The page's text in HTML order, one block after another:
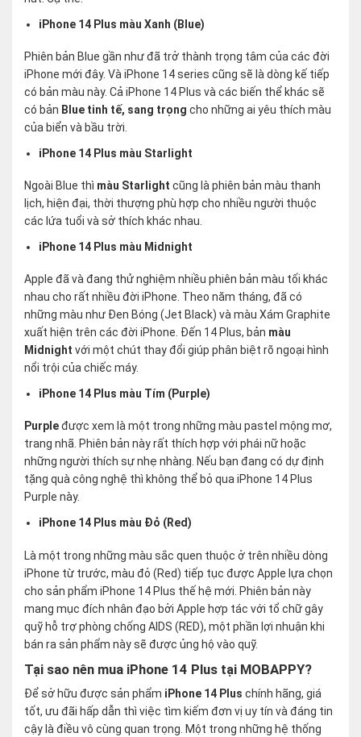
iPhone 14 Plus màu Xanh (Blue)
Phiên bản Blue gần như đã trở thành trọng tâm của các đời
iPhone mới đây. Và iPhone 14 series cũng sẽ là dòng kế tiếp
có bản màu này. Cả iPhone 14 Plus và các biến thể khác sẽ
có bản Blue tinh tế, sang trọng cho những ai yêu thích màu
của biển và bầu trời.
iPhone 14 Plus màu Starlight
Ngoài Blue thì màu Starlight cũng là phiên bản màu thanh
lịch, hiện đại, thời thượng phù hợp cho nhiều người thuộc
các lứa tuổi và sở thích khác nhau.
iPhone 14 Plus màu Midnight
Apple đã và đang thử nghiệm nhiều phiên bản màu tối khác
nhau cho rất nhiều đời iPhone. Theo năm tháng, đã có
những màu như Đen Bóng (Jet Black) và màu Xám Graphite
xuất hiện trên các đời iPhone. Đến 14 Plus, bản màu
Midnight với một chút thay đổi giúp phân biệt rõ ngoại hình
nổi trội của chiếc máy.
iPhone 14 Plus màu Tím (Purple)
Purpleđược xem là một trong những màu pastel mộng mơ,
trang nhã. Phiên bản này rất thích hợp với phái nữ hoặc
những người thích sự nhẹ nhàng. Nếu bạn đang có dự định
tặng quà công nghệ thì không thể bỏ qua iPhone 14 Plus
Purple này.
iPhone 14 Plus màu Đỏ (Red)
Là một trong những màu sắc quen thuộc ở trên nhiều dòng
iPhone từ trước, màu đỏ (Red) tiếp tục được Apple lựa chọn
cho sản phẩm iPhone 14 Plus thế hệ mới. Phiên bản này
mang mục đích nhân đạo bởi Apple hợp tác với tổ chữ gây
quỹ hỗ trợ phòng chống AIDS (RED), một phần lợi nhuận khi
bán ra sản phẩm này sẽ được ủng hộ vào quỹ.
Tại sao nên mua iPhone 14 Plus tại MOBAPPY?
Để sở hữu được sản phẩm iPhone 14 Plus chính hãng, giá
tốt, ưu đãi hấp dẫn thì việc tìm kiếm đơn vị uy tín và đáng tin
cậy là điều vô cùng quan trọng. Một trong những hệ thống